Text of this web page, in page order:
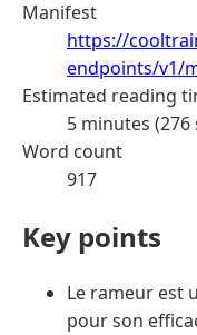
Manifest
https://
endpoints/v1/
Estimated reading
5 minutes (276
Word count
917
Key points
Le rameur est
pour son